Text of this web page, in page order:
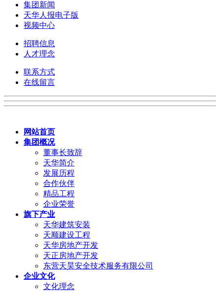
集团新闻
天华人报电子版
视频中心
招聘信息
人才理念
联系方式
在线留言
网站首页
集团概况
董事长致辞
天华简介
发展历程
合作伙伴
精品工程
企业荣誉
旗下产业
天华建筑安装
天顺建设工程
天华房地产开发
天正房地产开发
东营天昊安全技术服务有限公司
企业文化
文化理念